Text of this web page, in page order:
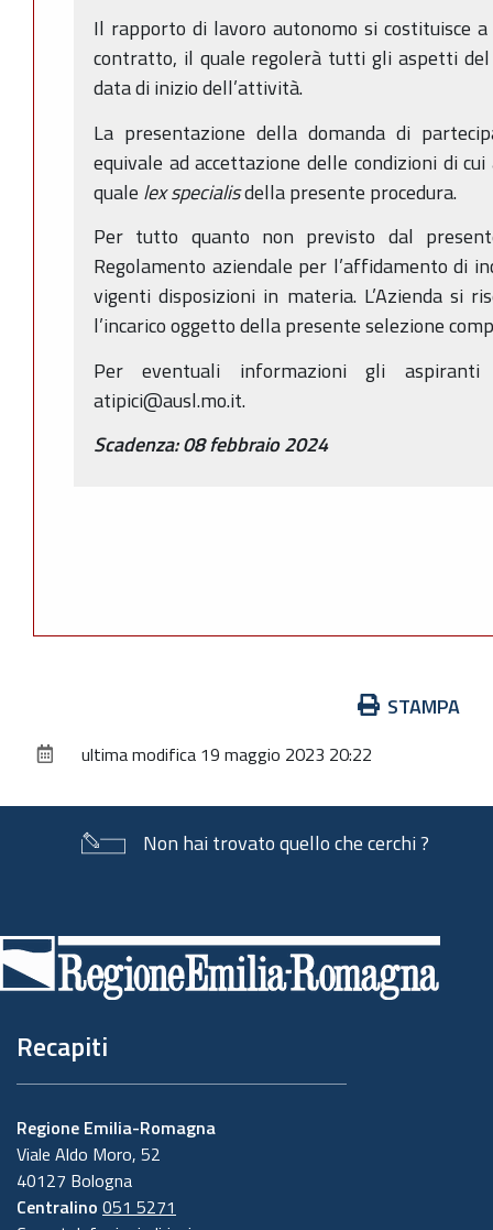
Il rapporto di lavoro autonomo si costituisce
contratto, il quale regolerà tutti gli aspetti
data di inizio dell’attività.
La presentazione della domanda di
equivale ad accettazione delle condizioni di
quale lex specialisdella presente procedura.
Per tutto quanto non previsto dal
Regolamento aziendale per l’affidamento di
vigenti disposizioni in materia. L’Azienda si
l’incarico oggetto della presente selezione
Per eventuali informazioni gli
atipici@ausl.mo.it.
Scadenza: 08 febbraio 2024
documento
STAMPA
ultima modifica 19 maggio 2023 20:22
Non hai trovato quello che cerchi ?
di
pagina
Recapiti
Regione Emilia-Romagna
Viale Aldo Moro, 52
40127 Bologna
Centralino 051 5271